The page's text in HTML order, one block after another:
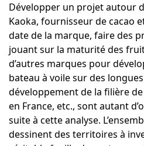
Développer un projet autour
Kaoka, fournisseur de cacao
date de la marque, faire des
jouant sur la maturité des
d’autres marques pour
bateau à voile sur des
développement de la filière
en France, etc., sont autant
suite à cette analyse.
dessinent des territoires à